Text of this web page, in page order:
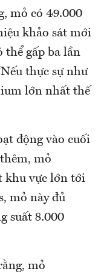
mỏ có 49.000
khảo sát mới
thể gấp ba lần
thực sự như
lớn nhất thế
động vào cuối
mỏ
khu vực lớn tới
mỏ này đủ
suất 8.000
mỏ